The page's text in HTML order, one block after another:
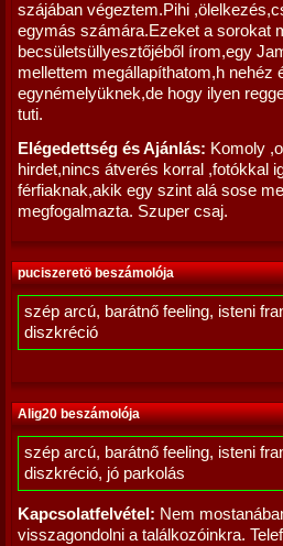
szájában végeztem.Pihi
egymás számára.Ezeket a sorokat
becsületsüllyesztőjéből írom,egy
mellettem megállapíthatom,h nehéz
egynémelyüknek,de hogy ilyen
tuti.
Elégedettség és Ajánlás: Komoly
hirdet,nincs átverés korral ,fotókkal
férfiaknak,akik egy szint alá sose
megfogalmazta. Szuper csaj.
puciszeretö beszámolója
szép arcú, barátnő feeling, isteni
diszkréció
Alig20 beszámolója
szép arcú, barátnő feeling, isteni
diszkréció, jó parkolás
Kapcsolatfelvétel: Nem
visszagondolni a találkozóinkra.